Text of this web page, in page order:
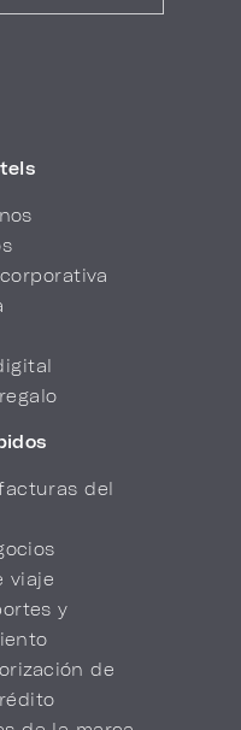
del
viaje
y
de